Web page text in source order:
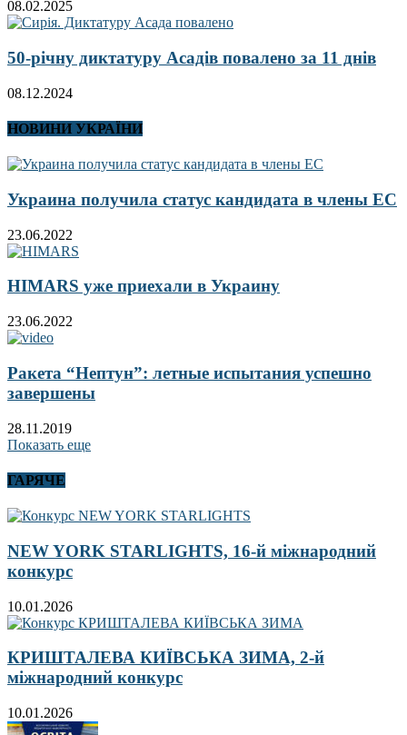
08.02.2025
50-річну диктатуру Асадів повалено за 11 днів
08.12.2024
НОВИНИ УКРАЇНИ
Украина получила статус кандидата в члены ЕС
23.06.2022
HIMARS уже приехали в Украину
23.06.2022
Ракета “Нептун”: летные испытания успешно
завершены
28.11.2019
Показать еще
ГАРЯЧЕ
NEW YORK STARLIGHTS, 16-й міжнародний
конкурс
10.01.2026
КРИШТАЛЕВА КИЇВСЬКА ЗИМА, 2-й
міжнародний конкурс
10.01.2026